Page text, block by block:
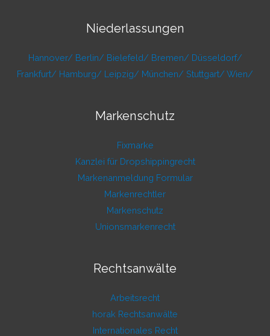
Niederlassungen
Hannover/ Berlin/ Bielefeld/ Bremen/ Düsseldorf/
Frankfurt/ Hamburg/ Leipzig/ München/ Stuttgart/ Wien/
Markenschutz
Fixmarke
Kanzlei für Dropshippingrecht
Markenanmeldung Formular
Markenrechtler
Markenschutz
Unionsmarkenrecht
Rechtsanwälte
Arbeitsrecht
horak Rechtsanwälte
Internationales Recht